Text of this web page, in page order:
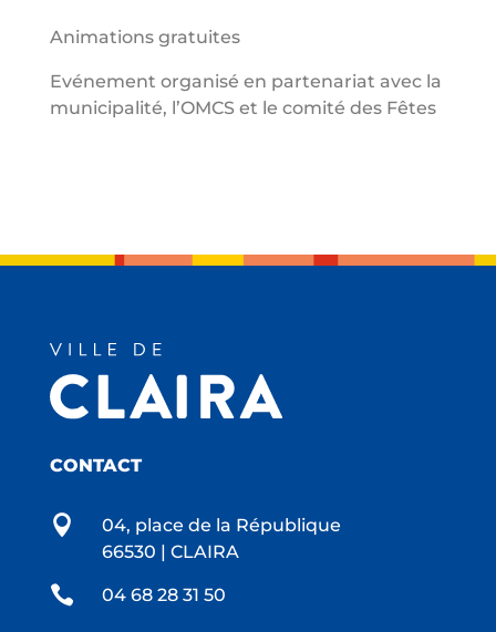
Animations gratuites
Evénement organisé en partenariat avec la
municipalité, l’OMCS et le comité des Fêtes
CONTACT

04, place de la République
66530 | CLAIRA
 04 68 28 31 50